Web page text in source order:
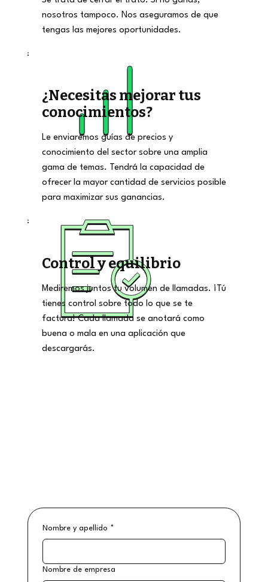
nosotros tampoco. Nos aseguramos de que
tengas las mejores oportunidades.
¿Necesitas mejorar tus
conocimientos?
Le enviaremos guías de precios y
conocimiento del sector sobre una amplia
gama de temas. Tendrá la capacidad de
ofrecer la mayor cantidad de servicios posible
para maximizar sus ganancias.
Control y equilibrio
Mediremos juntos tu volumen de llamadas. ¡Tú
tienes control sobre todo lo que se te
factura! Cada llamada se anotará como
buena o mala en una aplicación que
descargarás.
Nombre y apellido *
Nombre de empresa